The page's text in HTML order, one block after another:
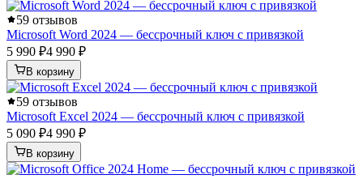
59 отзывов
Microsoft Word 2024 — бессрочный ключ с привязкой
5 990 ₽4 990 ₽
В корзину
59 отзывов
Microsoft Excel 2024 — бессрочный ключ с привязкой
5 090 ₽4 990 ₽
В корзину